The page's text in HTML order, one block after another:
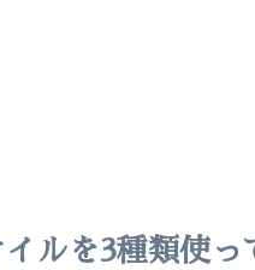
ルを3種類使